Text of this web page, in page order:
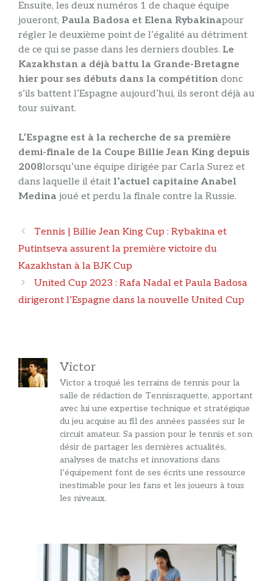
Ensuite, les deux numéros 1 de chaque équipe
joueront, Paula Badosa et Elena Rybakinapour
régler le deuxième point de l’égalité au détriment
de ce qui se passe dans les derniers doubles. Le
Kazakhstan a déjà battu la Grande-Bretagne
hier pour ses débuts dans la compétition donc
s’ils battent l’Espagne aujourd’hui, ils seront déjà au
tour suivant.
L’Espagne est à la recherche de sa première
demi-finale de la Coupe Billie Jean King depuis
2008lorsqu’une équipe dirigée par Carla Surez et
dans laquelle il était l’actuel capitaine Anabel
Medina joué et perdu la finale contre la Russie.
Navigation
des
articles
Tennis | Billie Jean King Cup : Rybakina et
Putintseva assurent la première victoire du
Kazakhstan à la BJK Cup
United Cup 2023 : Rafa Nadal et Paula Badosa
dirigeront l’Espagne dans la nouvelle United Cup
Victor
Victor a troqué les terrains de tennis pour la
salle de rédaction de Tennisraquette, apportant
avec lui une expertise technique et stratégique
du jeu acquise au fil des années passées sur le
circuit amateur. Sa passion pour le tennis et son
désir de partager les dernières actualités,
analyses de matchs et innovations dans
l’équipement font de ses écrits une ressource
inestimable pour les fans et les joueurs à tous
les niveaux.